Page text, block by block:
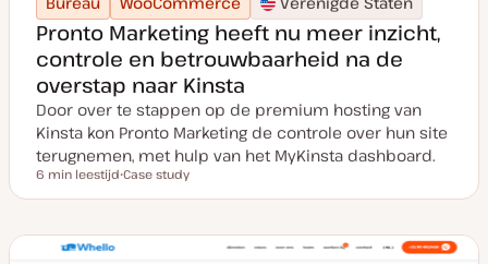
Pronto Marketing heeft nu meer inzicht,
controle en betrouwbaarheid na de
overstap naar Kinsta
Door over te stappen op de premium hosting van
Kinsta kon Pronto Marketing de controle over hun site
terugnemen, met hulp van het MyKinsta dashboard.
Leestijd
6 min leestijd
o
t
Case study